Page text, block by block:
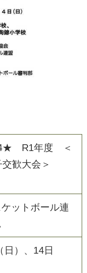
R1年度 ＜
歓大会＞
ットボール連
（ 日 ） 、 14日